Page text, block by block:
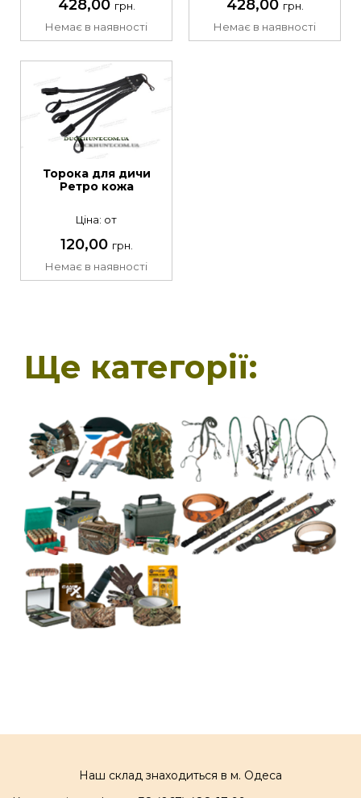
428,00 грн.
Немає в наявності
428,00 грн.
Немає в наявності
Торока для дичи
Ретро кожа
Ціна: от
120,00 грн.
Немає в наявності
Ще категорії:
Наш склад знаходиться в м. Одеса